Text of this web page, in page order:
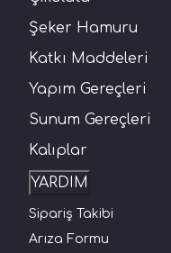
Şeker Hamuru
Katkı Maddeleri
Yapım Gereçleri
Sunum Gereçleri
Kalıplar
YARDIM
Sipariş Takibi
Arıza Formu